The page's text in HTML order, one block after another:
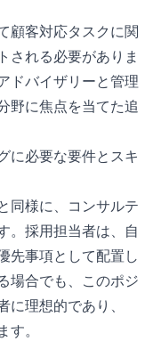
顧客対応タスクに関
される必要がありま
ドバイザリーと管理
野に焦点を当てた追
に必要な要件とスキ
同様に、コンサルテ
。採用担当者は、自
先事項として配置し
場合でも、このポジ
理想的であり、
。